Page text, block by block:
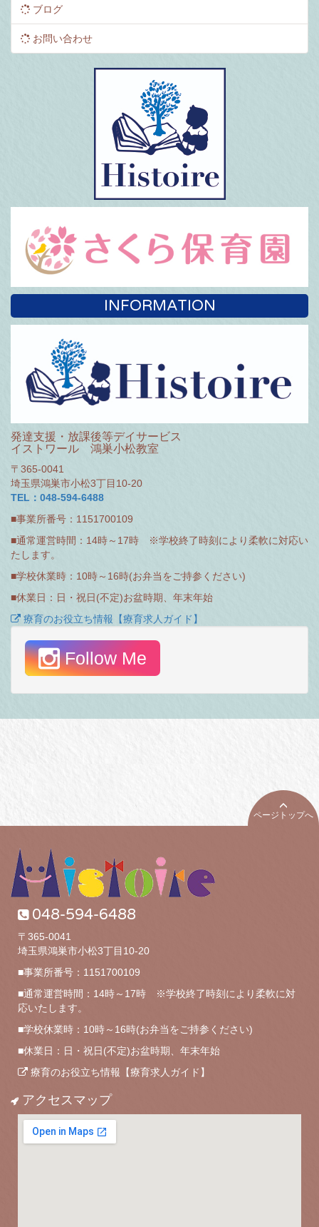
ブログ
お問い合わせ
INFORMATION
発達支援・放課後等デイサービス
イストワール 鴻巣小松教室
〒365-0041
埼玉県鴻巣市小松3丁目10-20
TEL：048-594-6488
■事業所番号：1151700109
■通常運営時間：14時～17時 ※学校終了時刻により柔軟に対応い
たします。
■学校休業時：10時～16時(お弁当をご持参ください)
■休業日：日・祝日(不定)お盆時期、年末年始
療育のお役立ち情報【療育求人ガイド】
Follow Me
ページトップへ
048-594-6488
〒365-0041
埼玉県鴻巣市小松3丁目10-20
■事業所番号：1151700109
■通常運営時間：14時～17時 ※学校終了時刻により柔軟に対
応いたします。
■学校休業時：10時～16時(お弁当をご持参ください)
■休業日：日・祝日(不定)お盆時期、年末年始
療育のお役立ち情報【療育求人ガイド】
アクセスマップ